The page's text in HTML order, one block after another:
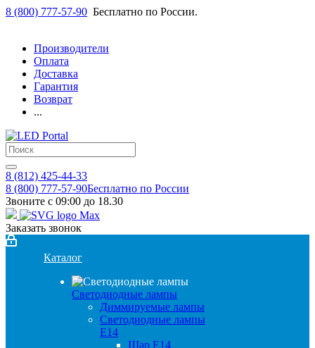
8 (800) 777-57-90 Бесплатно по России.
Производители
Оплата
Доставка
Гарантия
Возврат
...
8 (812) 425-44-33
8 (800) 777-57-90Бесплатно по России
Звоните с 09:00 до 18.30
Заказать звонок
Каталог
Светодиодные лампы
Диммируемые лампы
Светодиодные лампы
Е14
Шар Е14